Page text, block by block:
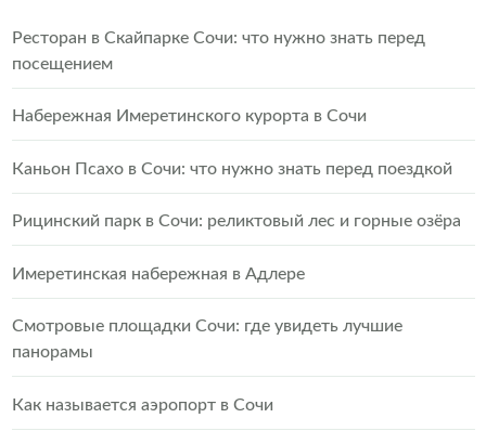
Ресторан в Скайпарке Сочи: что нужно знать перед
посещением
Набережная Имеретинского курорта в Сочи
Каньон Псахо в Сочи: что нужно знать перед поездкой
Рицинский парк в Сочи: реликтовый лес и горные озёра
Имеретинская набережная в Адлере
Смотровые площадки Сочи: где увидеть лучшие
панорамы
Как называется аэропорт в Сочи